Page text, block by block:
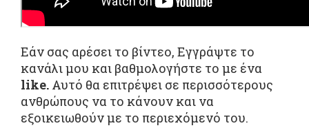
Εάν σας αρέσει το βίντεο, Εγγράψτε το
κανάλι μου και βαθμολογήστε το με ένα
like. Αυτό θα επιτρέψει σε περισσότερους
ανθρώπους να το κάνουν και να
εξοικειωθούν με το περιεχόμενό του.